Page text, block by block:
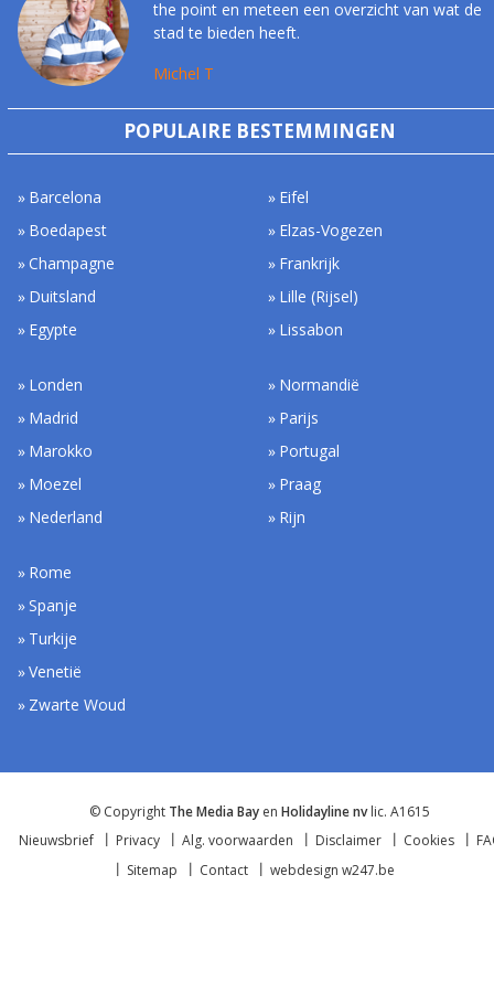
the point en meteen een overzicht van wat de
stad te bieden heeft.
Michel T
POPULAIRE BESTEMMINGEN
Barcelona
Boedapest
Champagne
Duitsland
Egypte
Eifel
Elzas-Vogezen
Frankrijk
Lille (Rijsel)
Lissabon
Londen
Madrid
Marokko
Moezel
Nederland
Normandië
Parijs
Portugal
Praag
Rijn
Rome
Spanje
Turkije
Venetië
Zwarte Woud
© Copyright The Media Bay en Holidayline nvlic. A1615
Nieuwsbrief
Privacy Alg. voorwaarden Disclaimer Cookies
Sitemap
Contact webdesign w247.be